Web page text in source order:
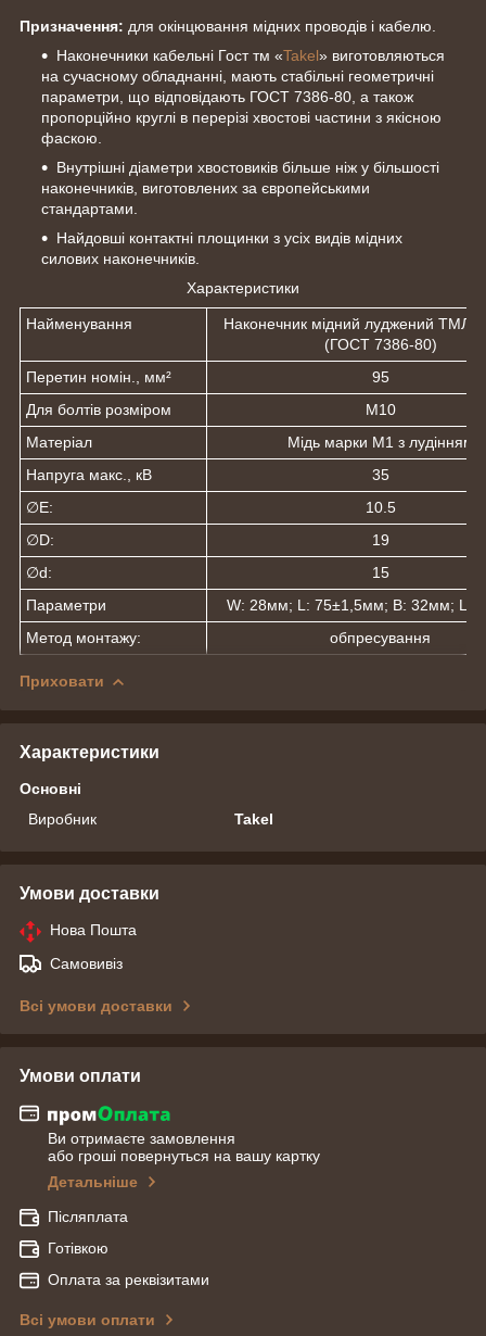
Призначення: для окінцювання мідних проводів і кабелю.
Наконечники кабельні Гост тм «Takel» виготовляються
на сучасному обладнанні, мають стабільні геометричні
параметри, що відповідають ГОСТ 7386-80, а також
пропорційно круглі в перерізі хвостові частини з якісною
фаскою.
Внутрішні діаметри хвостовиків більше ніж у більшості
наконечників, виготовлених за європейськими
стандартами.
Найдовші контактні площинки з усіх видів мідних
силових наконечників.
Характеристики
Найменування
Наконечник мідний луджений ТМЛ
(ГОСТ 7386-80)
Перетин номін., мм²
95
Для болтів розміром
М10
Матеріал
Мідь марки М1 з лудінням
Напруга макс., кВ
35
∅E:
10.5
∅D:
19
∅d:
15
Параметри
W: 28мм; L: 75±1,5мм; В: 32мм; L₂:
Метод монтажу:
обпресування
Приховати
Характеристики
Основні
Виробник
Takel
Умови доставки
Нова Пошта
Самовивіз
Всі умови доставки
Умови оплати
Ви отримаєте замовлення
або гроші повернуться на вашу картку
Детальніше
Післяплата
Готівкою
Оплата за реквізитами
Всі умови оплати